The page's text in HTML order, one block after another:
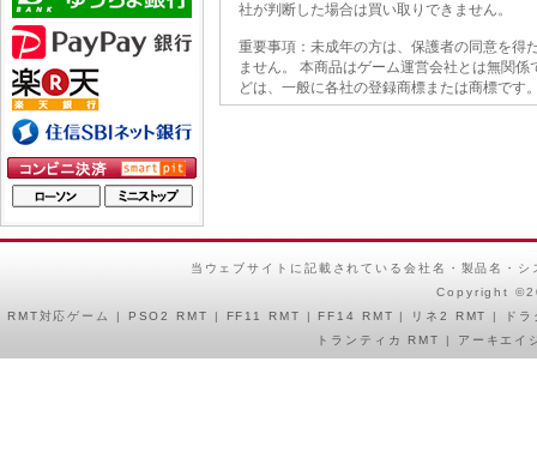
社が判断した場合は買い取りできません。
重要事項：未成年の方は、保護者の同意を得
ません。 本商品はゲーム運営会社とは無関
どは、一般に各社の登録商標または商標です
当ウェブサイトに記載されている会社名・製品名・
Copyright
RMT対応ゲーム | PSO2 RMT | FF11 RMT |FF14 RMT | リネ2 RMT |
ド
トランティカ RMT
| アーキエイ